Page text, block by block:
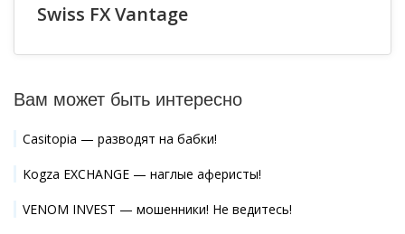
Swiss FX Vantage
Вам может быть интересно
Casitopia — разводят на бабки!
Kogza EXCHANGE — наглые аферисты!
VENOM INVEST — мошенники! Не ведитесь!